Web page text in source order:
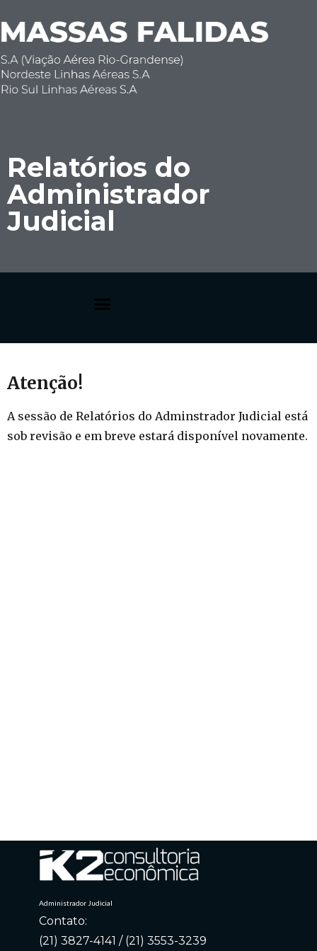
Relatórios do
Administrador
Judicial
Atenção!
A sessão de Relatórios do Adminstrador Judicial está
sob revisão e em breve estará disponível novamente.
Administrador Judicial
Contato:
(21) 3827-4141 / (21) 3553-3239